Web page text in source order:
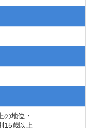
の地位・
15歳以上